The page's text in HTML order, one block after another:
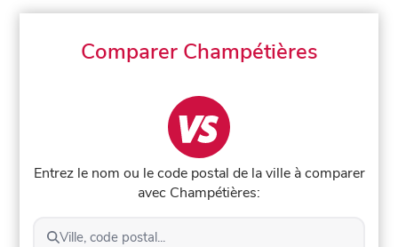
Comparer Champétières
Entrez le nom ou le code postal de la ville à comparer
avec Champétières:
Ville, code postal...